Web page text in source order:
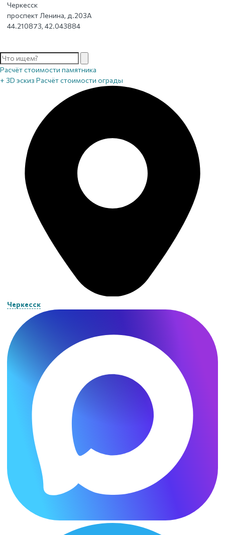
Черкесск
проспект Ленина, д.203А
44.210873, 42.043884
Расчёт стоимости памятника
+ 3D эскиз Расчёт стоимости ограды
Черкесск